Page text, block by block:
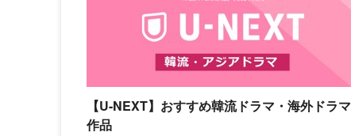
【U-NEXT】おすすめ韓流ドラマ・海外ドラマ
作品